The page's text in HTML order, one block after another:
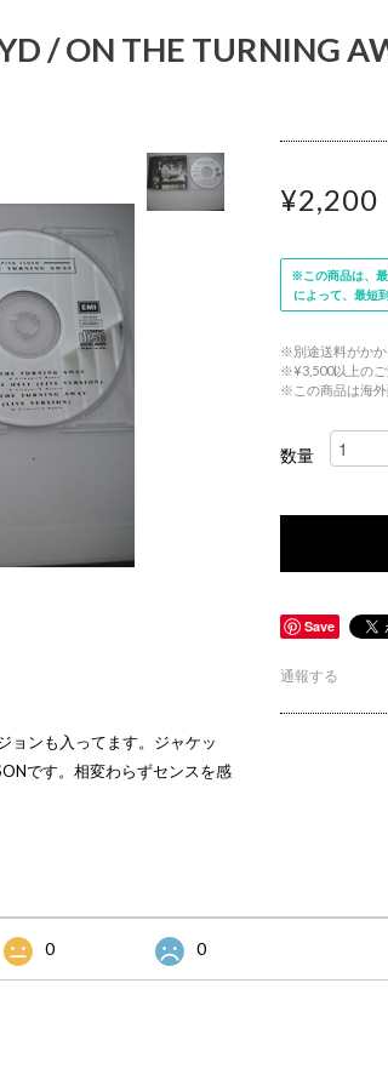
/ ON THE TURNING
ョンも入ってます。ジャケッ
です。相変わらずセンスを感
¥2,200
※この商品は、
によって、最短
※別途送料がかか
※¥3,500以上のご
※この商品は海外
数量
Save
通報する
0 0